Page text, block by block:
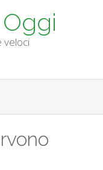
veloci